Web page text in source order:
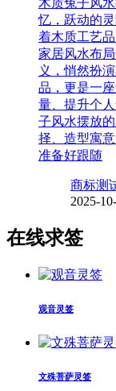
忆，跃动的
着木质工艺
家居风水布
义，悄然扮
品，更是一
量、提升个
子风水摆放
择、造型寓
准备好跟随
商标测
2025-
在线求签
观音灵签
文殊菩萨灵签